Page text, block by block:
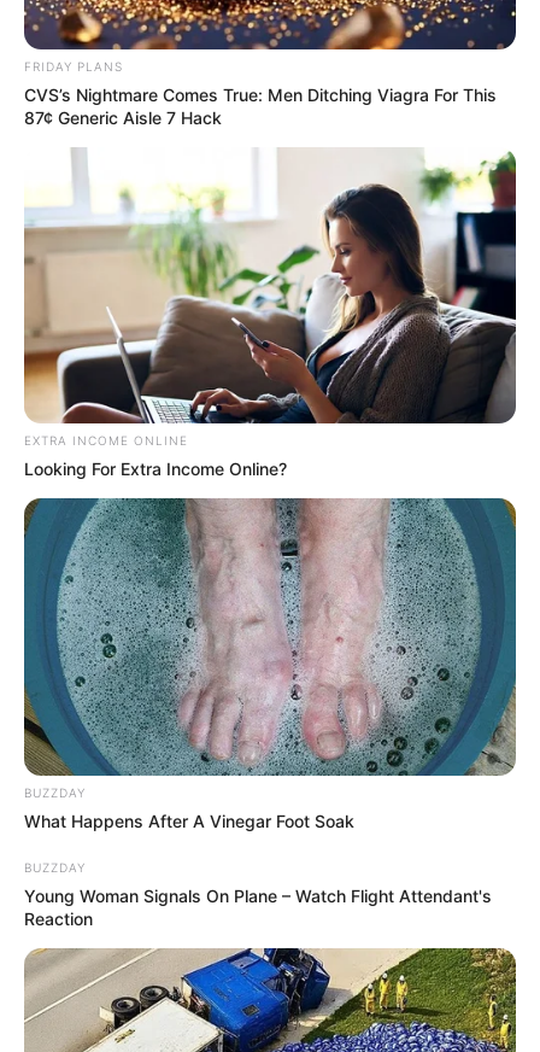
FRIDAY PLANS
CVS’s Nightmare Comes True: Men Ditching Viagra For This
87¢ Generic Aisle 7 Hack
EXTRA INCOME ONLINE
Looking For Extra Income Online?
BUZZDAY
What Happens After A Vinegar Foot Soak
BUZZDAY
Young Woman Signals On Plane – Watch Flight Attendant's
Reaction